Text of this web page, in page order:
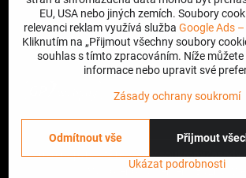
©2026CopyrightPředvolby soukromíZásady
Vytvořeno systémem:
EU, USA nebo jiných zemích. Soubory
relevanci reklam využívá služba Google Ads
Kliknutím na „Přijmout všechny soubory
souhlas s tímto zpracováním. Níže
informace nebo upravit své
Zásady ochrany soukromí
Ukázat podrobnosti
Přijmout
Odmítnout vše